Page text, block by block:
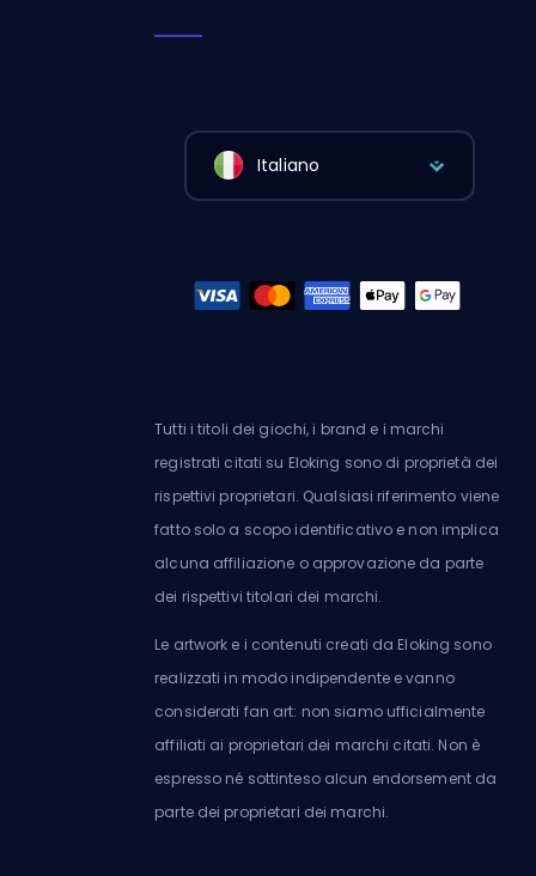
Italiano
Tutti i titoli dei giochi, i brand e i marchi
registrati citati su Eloking sono di proprietà dei
rispettivi proprietari. Qualsiasi riferimento viene
fatto solo a scopo identificativo e non implica
alcuna affiliazione o approvazione da parte
dei rispettivi titolari dei marchi.
Le artwork e i contenuti creati da Eloking sono
realizzati in modo indipendente e vanno
considerati fan art: non siamo ufficialmente
affiliati ai proprietari dei marchi citati. Non è
espresso né sottinteso alcun endorsement da
parte dei proprietari dei marchi.